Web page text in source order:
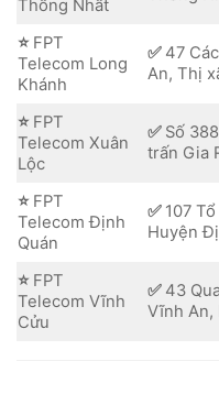
Thống Nhất
⭐FPT
Telecom Long
Khánh
✅ 47
An, Thị
⭐FPT
Telecom Xuân
Lộc
✅ Số
trấn Gia
⭐FPT
Telecom Định
Quán
✅ 107
Huyện
⭐FPT
Telecom Vĩnh
Cửu
✅ 43
Vĩnh An,